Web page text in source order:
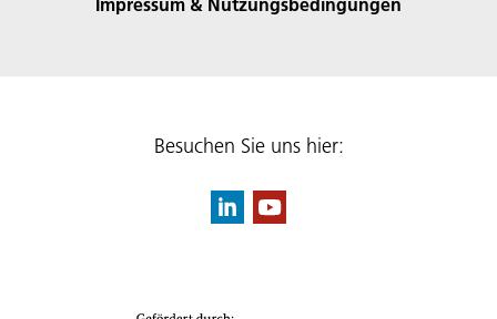
Besuchen Sie uns hier: